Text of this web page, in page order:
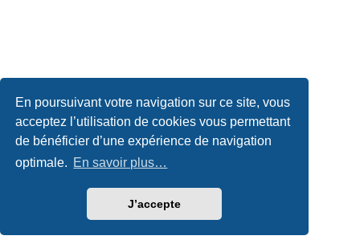
En poursuivant votre navigation sur ce site, vous
acceptez l’utilisation de cookies vous permettant
de bénéficier d’une expérience de navigation
optimale. En savoir plus…
J’accepte